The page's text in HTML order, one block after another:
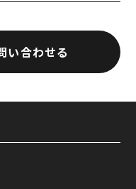
い合わせる